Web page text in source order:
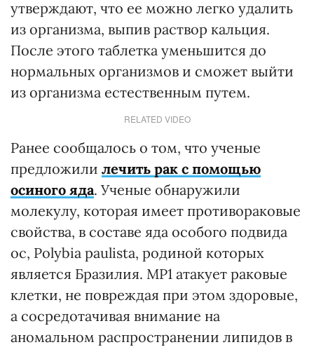
утверждают, что ее можно легко удалить
из организма, выпив раствор кальция.
После этого таблетка уменьшится до
нормальных организмов и сможет выйти
из организма естественным путем.
RELATED VIDEO
Ранее сообщалось о том, что ученые
предложили лечить рак с помощью
осиного яда. Ученые обнаружили
молекулу, которая имеет противораковые
свойства, в составе яда особого подвида
ос, Polybia paulista, родиной которых
является Бразилия. МР1 атакует раковые
клетки, не повреждая при этом здоровые,
а сосредотачивая внимание на
аномальном распространении липидов в